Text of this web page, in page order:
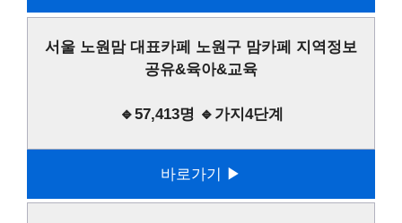
서울 노원맘 대표카페 노원구 맘카페 지역정보
공유&육아&교육
🔹57,413명 🔹가지4단계
바로가기 ▶